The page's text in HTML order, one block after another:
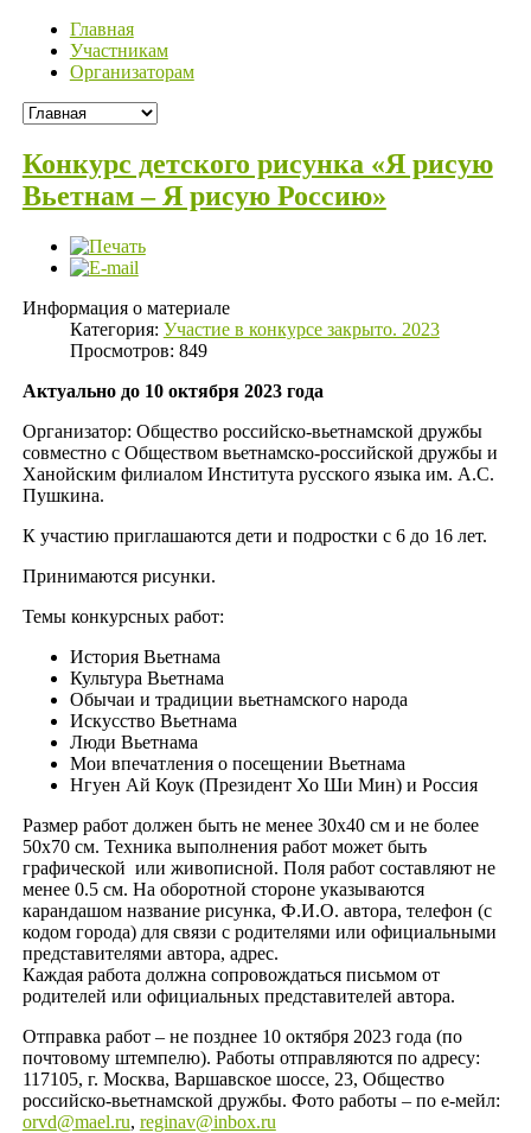
Главная
Участникам
Организаторам
Конкурс детского рисунка «Я рисую
Вьетнам – Я рисую Россию»
Информация о материале
Категория: Участие в конкурсе закрыто. 2023
Просмотров: 849
Актуально до 10 октября 2023 года
Организатор: Общество российско-вьетнамской дружбы
совместно с Обществом вьетнамско-российской дружбы и
Ханойским филиалом Института русского языка им. А.С.
Пушкина.
К участию приглашаются дети и подростки с 6 до 16 лет.
Принимаются рисунки.
Темы конкурсных работ:
История Вьетнама
Культура Вьетнама
Обычаи и традиции вьетнамского народа
Искусство Вьетнама
Люди Вьетнама
Мои впечатления о посещении Вьетнама
Нгуен Ай Коук (Президент Хо Ши Мин) и Россия
Размер работ должен быть не менее 30х40 см и не более
50х70 см. Техника выполнения работ может быть
графической или живописной. Поля работ составляют не
менее 0.5 см. На оборотной стороне указываются
карандашом название рисунка, Ф.И.О. автора, телефон (с
кодом города) для связи с родителями или официальными
представителями автора, адрес.
Каждая работа должна сопровождаться письмом от
родителей или официальных представителей автора.
Отправка работ – не позднее 10 октября 2023 года (по
почтовому штемпелю). Работы отправляются по адресу:
117105, г. Москва, Варшавское шоссе, 23, Общество
российско-вьетнамской дружбы. Фото работы – по е-мейл:
orvd@mael.ru, reginav@inbox.ru